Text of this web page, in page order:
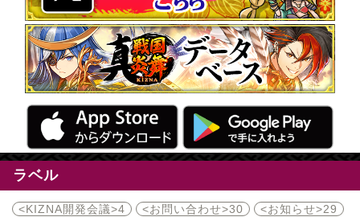
ラベル
<KIZNA開発会議>4 <お問い合わせ>30 <お知らせ>29